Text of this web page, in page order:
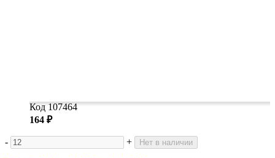
Код 107464
164 ₽
- + Нет в наличии